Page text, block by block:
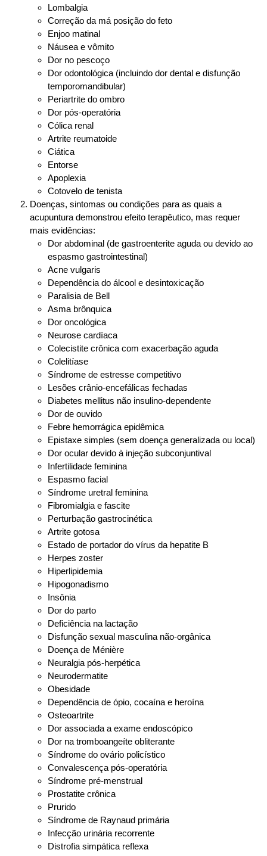
Lombalgia
Correção da má posição do feto
Enjoo matinal
Náusea e vômito
Dor no pescoço
Dor odontológica (incluindo dor dental e disfunção
temporomandibular)
Periartrite do ombro
Dor pós-operatória
Cólica renal
Artrite reumatoide
Ciática
Entorse
Apoplexia
Cotovelo de tenista
Doenças, sintomas ou condições para as quais a
acupuntura demonstrou efeito terapêutico, mas requer
mais evidências:
Dor abdominal (de gastroenterite aguda ou devido ao
espasmo gastrointestinal)
Acne vulgaris
Dependência do álcool e desintoxicação
Paralisia de Bell
Asma brônquica
Dor oncológica
Neurose cardíaca
Colecistite crônica com exacerbação aguda
Colelitíase
Síndrome de estresse competitivo
Lesões crânio-encefálicas fechadas
Diabetes mellitus não insulino-dependente
Dor de ouvido
Febre hemorrágica epidêmica
Epistaxe simples (sem doença generalizada ou local)
Dor ocular devido à injeção subconjuntival
Infertilidade feminina
Espasmo facial
Síndrome uretral feminina
Fibromialgia e fascite
Perturbação gastrocinética
Artrite gotosa
Estado de portador do vírus da hepatite B
Herpes zoster
Hiperlipidemia
Hipogonadismo
Insônia
Dor do parto
Deficiência na lactação
Disfunção sexual masculina não-orgânica
Doença de Ménière
Neuralgia pós-herpética
Neurodermatite
Obesidade
Dependência de ópio, cocaína e heroína
Osteoartrite
Dor associada a exame endoscópico
Dor na tromboangeíte obliterante
Síndrome do ovário policístico
Convalescença pós-operatória
Síndrome pré-menstrual
Prostatite crônica
Prurido
Síndrome de Raynaud primária
Infecção urinária recorrente
Distrofia simpática reflexa